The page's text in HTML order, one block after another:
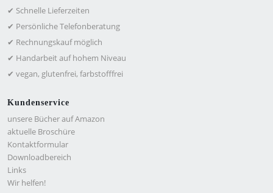
✔ Schnelle Lieferzeiten
✔ Persönliche Telefonberatung
✔ Rechnungskauf möglich
✔ Handarbeit auf hohem Niveau
✔ vegan, glutenfrei, farbstofffrei
Kundenservice
unsere Bücher auf Amazon
aktuelle Broschüre
Kontaktformular
Downloadbereich
Links
Wir helfen!